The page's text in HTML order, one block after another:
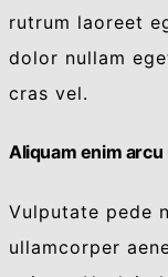
rutrum laoreet
dolor nullam
cras vel.
Aliquam enim arcu
Vulputate pede
ullamcorper